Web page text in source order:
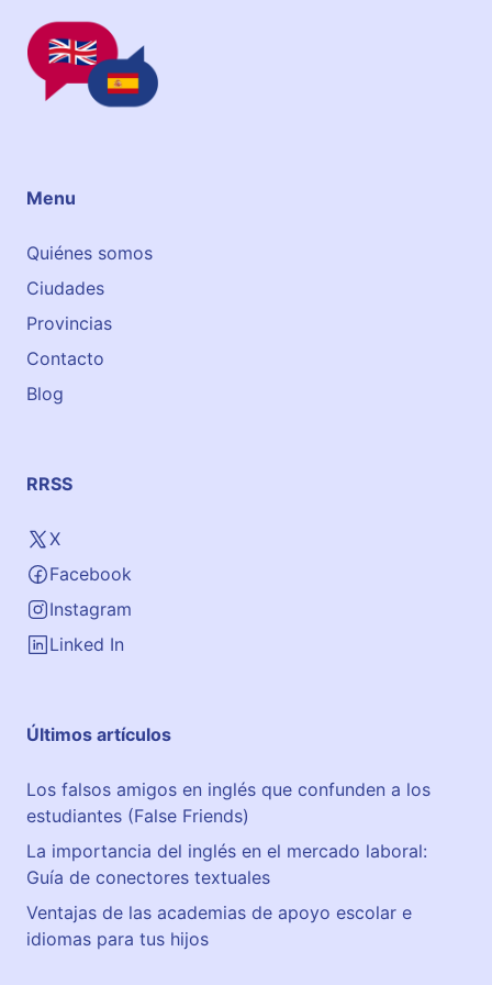
n
A
y
e
i
l
b
o
Menu
Quiénes somos
Ciudades
Provincias
Contacto
Blog
RRSS
X
Facebook
Instagram
Linked In
Últimos artículos
Los falsos amigos en inglés que confunden a los
estudiantes (False Friends)
La importancia del inglés en el mercado laboral:
Guía de conectores textuales
Ventajas de las academias de apoyo escolar e
idiomas para tus hijos